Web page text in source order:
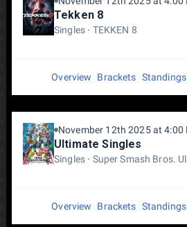
Tekken 8
Singles TEKKEN 8
Overview Brackets Standings
November 12th 2025 at 4:00
Ultimate Singles
Singles Super Smash Bros.
Overview Brackets Standings